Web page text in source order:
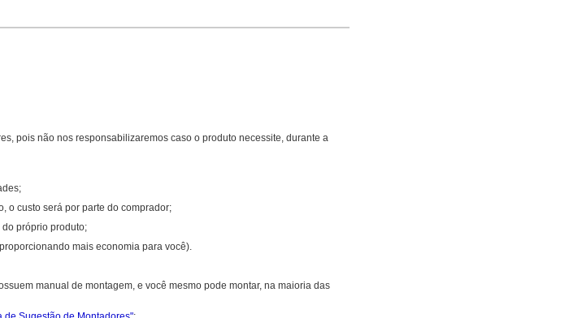
pois não nos responsabilizaremos caso o produto necessite, durante a
o custo será por parte do comprador;
próprio produto;
mais economia para você).
manual de montagem, e você mesmo pode montar, na maioria das